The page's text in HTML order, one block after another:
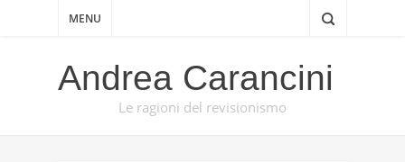
MENU
Andrea Carancini
Le ragioni del revisionismo